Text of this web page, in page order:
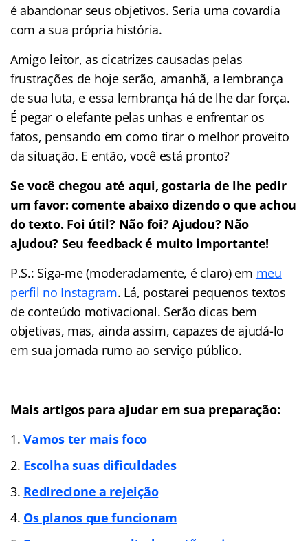
é abandonar seus objetivos. Seria uma covardia
com a sua própria história.
Amigo leitor, as cicatrizes causadas pelas
frustrações de hoje serão, amanhã, a lembrança
de sua luta, e essa lembrança há de lhe dar força.
É pegar o elefante pelas unhas e enfrentar os
fatos, pensando em como tirar o melhor proveito
da situação. E então, você está pronto?
Se você chegou até aqui, gostaria de lhe pedir
um favor: comente abaixo dizendo o que achou
do texto. Foi útil? Não foi? Ajudou? Não
ajudou? Seu feedback é muito importante!
P.S.: Siga-me (moderadamente, é claro) em meu
perfil no Instagram. Lá, postarei pequenos textos
de conteúdo motivacional. Serão dicas bem
objetivas, mas, ainda assim, capazes de ajudá-lo
em sua jornada rumo ao serviço público.
Mais artigos para ajudar em sua preparação:
Vamos ter mais foco
Escolha suas dificuldades
Redirecione a rejeição
Os planos que funcionam